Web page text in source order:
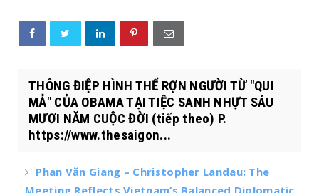
THÔNG ĐIỆP HÌNH THỂ RỢN NGƯỜI TỪ "QUI
MẢ" CỦA OBAMA TẠI TIỆC SANH NHỰT SÁU
MƯƠI NĂM CUỘC ĐỜI (tiếp theo) P.
https://www.thesaigon...
Phan Văn Giang – Christopher Landau: The
Meeting Reflects Vietnam’s Balanced Diplomatic